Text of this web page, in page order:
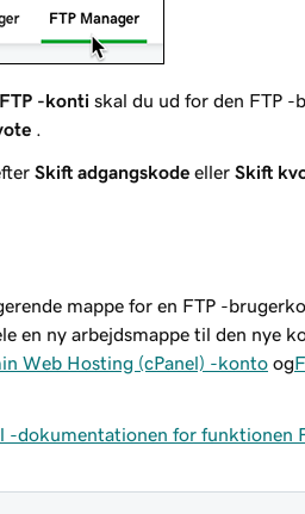
FTP -konti skal du ud for den FTP -
Skift adgangskode eller Skift
mappe for en FTP -
en ny arbejdsmappe til den nye
Web Hosting (cPanel) -konto og
-dokumentationen for funktionen